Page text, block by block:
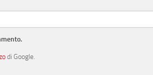
di Google.